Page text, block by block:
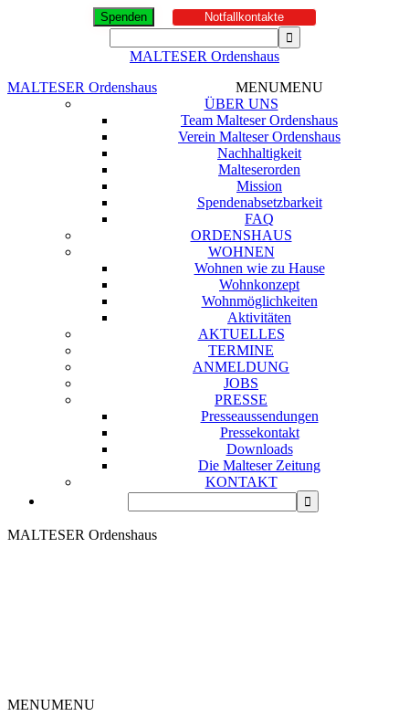
Spenden Notfallkontakte
MALTESER Ordenshaus
MALTESER Ordenshaus
MENUMENU
ÜBER UNS
Team Malteser Ordenshaus
Verein Malteser Ordenshaus
Nachhaltigkeit
Malteserorden
Mission
Spendenabsetzbarkeit
FAQ
ORDENSHAUS
WOHNEN
Wohnen wie zu Hause
Wohnkonzept
Wohnmöglichkeiten
Aktivitäten
AKTUELLES
TERMINE
ANMELDUNG
JOBS
PRESSE
Presseaussendungen
Pressekontakt
Downloads
Die Malteser Zeitung
KONTAKT
MALTESER Ordenshaus
MENUMENU